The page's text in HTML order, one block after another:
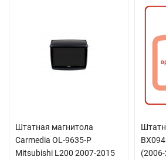
Штатная магнитола
Carmedia OL-9635-P
Mitsubishi L200 2007-2015